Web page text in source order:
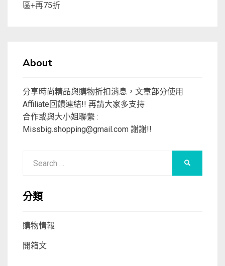
區+再75折
About
分享時尚精品與購物折扣消息，文章部分使用
Affiliate回饋連結!! 再請大家多支持
合作或與大小姐聯繫 :
Missbig.shopping@gmail.com 謝謝!!
分類
購物情報
開箱文